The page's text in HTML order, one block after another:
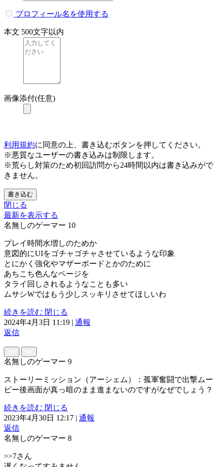
プロフィール名を使用する
本文 500文字以内
画像添付(任意)
利用規約に同意の上、書き込むボタンを押してください。
※悪質なユーザーの書き込みは制限します。
※荒らし対策のため初回訪問から24時間以内は書き込みがで
きません。
書き込む
閉じる
最新を表示する
名無しのゲーマー 10
プレイ時間水増しのためか
意図的にUIをゴチャゴチャさせているような印象
とにかく強化やマザーボードとかのために
あちこち色んなページを
タライ回しされるようなことも多い
ムサシWではもう少しスッキリさせてほしいわ
続きを読む 閉じる
2024年4月3日 11:19 | 通報
返信
名無しのゲーマー 9
ストーリーミッション（アーシェム）：孤軍奮闘で出撃ムー
ビー後画面が真っ暗のまま進まないのですがなぜでしょう？
続きを読む 閉じる
2023年4月30日 12:17 | 通報
返信
名無しのゲーマー 8
>>7さん